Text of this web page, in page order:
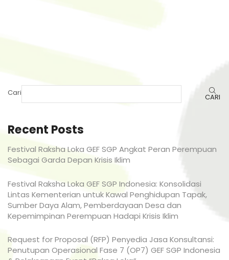
Cari CARI
Recent Posts
Festival Raksha Loka GEF SGP Angkat Peran Perempuan
Sebagai Garda Depan Krisis Iklim
Festival Raksha Loka GEF SGP Indonesia: Konsolidasi
Lintas Kementerian untuk Kawal Penghidupan Tapak,
Sumber Daya Alam, Pemberdayaan Desa dan
Kepemimpinan Perempuan Hadapi Krisis Iklim
Request for Proposal (RFP) Penyedia Jasa Konsultansi:
Penutupan Operasional Fase 7 (OP7) GEF SGP Indonesia